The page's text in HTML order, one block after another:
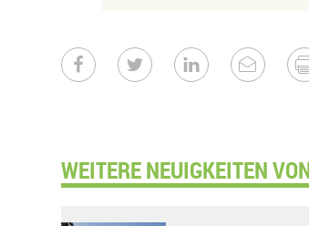
WEITERE NEUIGKEITEN